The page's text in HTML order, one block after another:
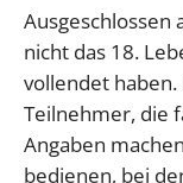
Ausgeschlossen
nicht das 18.
vollendet haben.
Teilnehmer, die
Angaben
bedienen, bei